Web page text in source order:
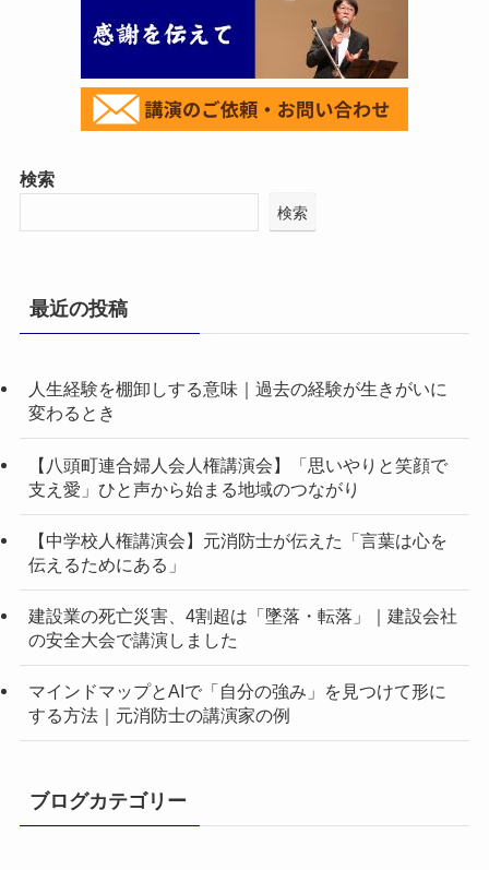
検索
検索
最近の投稿
人生経験を棚卸しする意味｜過去の経験が生きがいに
変わるとき
【八頭町連合婦人会人権講演会】「思いやりと笑顔で
支え愛」ひと声から始まる地域のつながり
【中学校人権講演会】元消防士が伝えた「言葉は心を
伝えるためにある」
建設業の死亡災害、4割超は「墜落・転落」｜建設会社
の安全大会で講演しました
マインドマップとAIで「自分の強み」を見つけて形に
する方法｜元消防士の講演家の例
ブログカテゴリー